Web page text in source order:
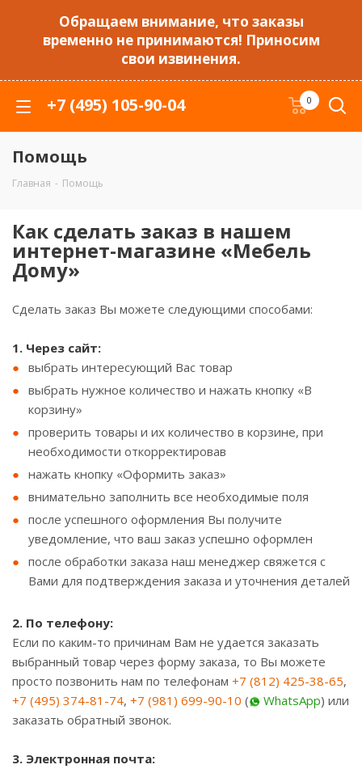
Обращаем внимание, что заказы
временно не принимаются! Приносим
свои извинения.
+7 (495) 105-90-04 0
Помощь
Главная - Помощь
Как сделать заказ в нашем
интернет-магазине «Мебель
Дому»
Сделать заказ Вы можете следующими способами:
1. Через сайт:
выбрать интересующий Вас товар
выбрать нужное количество и нажать кнопку «В
корзину»
проверить товары и их количество в корзине, при
необходимости откорректировав
нажать кнопку «Оформить заказ»
внимательно заполнить все необходимые поля
после успешного оформления Вы получите
уведомление, что ваш заказ успешно оформлен
после обработки заказа наш менеджер свяжется c
Вами для подтверждения заказа и уточнения деталей
2. По телефону:
Если по каким-то причинам Вам не удается заказать
выбранный товар через форму заказа, то Вы можете
просто позвонить нам по телефонам +7 (812) 425-38-65,
+7 (495) 374-81-74, +7 (981) 699-90-10 ( WhatsApp) или
заказать обратный звонок.
3. Электронная почта: